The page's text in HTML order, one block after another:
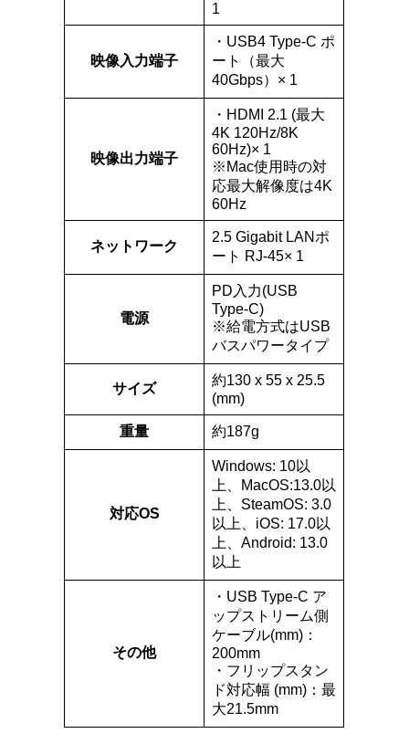
1
映像入力端子
・USB4 Type-C ポ
ート（最大
40Gbps）× 1
映像出力端子
・HDMI 2.1 (最大
4K 120Hz/8K
60Hz)× 1
※Mac使用時の対
応最大解像度は4K
60Hz
ネットワーク
2.5 Gigabit LANポ
ート RJ-45× 1
電源
PD入力(USB
Type-C)
※給電方式はUSB
バスパワータイプ
サイズ
約130 x 55 x 25.5
(mm)
重量 約187g
対応OS
Windows: 10以
上、MacOS:13.0以
上、SteamOS: 3.0
以上、iOS: 17.0以
上、Android: 13.0
以上
その他
・USB Type-C ア
ップストリーム側
ケーブル(mm)​：
200mm​
・フリップスタン
ド対応幅 (mm)：最
大21.5mm